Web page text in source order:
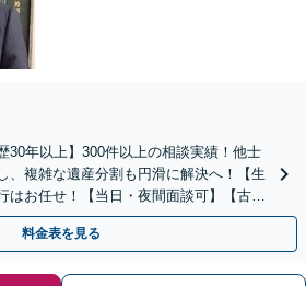
30年以上】300件以上の相談実績！他士
、複雑な遺産分割も円滑に解決へ！【生
はお任せ！【当日・夜間面談可】【古町
料金表を見る